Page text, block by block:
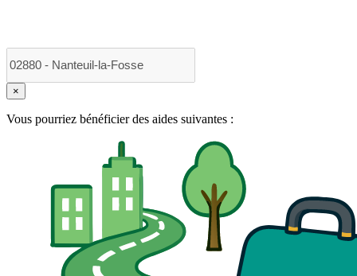
×
Vous pourriez bénéficier des aides suivantes :